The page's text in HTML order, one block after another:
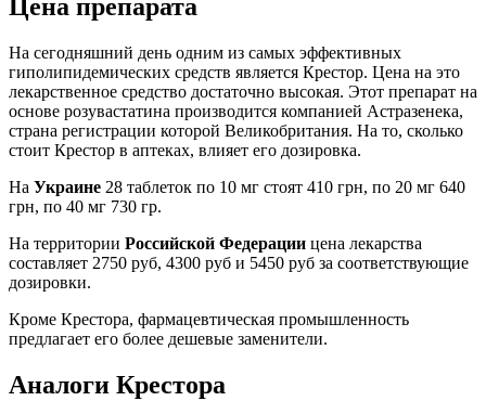
Цена препарата
На сегодняшний день одним из самых эффективных
гиполипидемических средств является Крестор. Цена на это
лекарственное средство достаточно высокая. Этот препарат на
основе розувастатина производится компанией Астразенека,
страна регистрации которой Великобритания. На то, сколько
стоит Крестор в аптеках, влияет его дозировка.
На Украине 28 таблеток по 10 мг стоят 410 грн, по 20 мг 640
грн, по 40 мг 730 гр.
На территории Российской Федерации цена лекарства
составляет 2750 руб, 4300 руб и 5450 руб за соответствующие
дозировки.
Кроме Крестора, фармацевтическая промышленность
предлагает его более дешевые заменители.
Аналоги Крестора